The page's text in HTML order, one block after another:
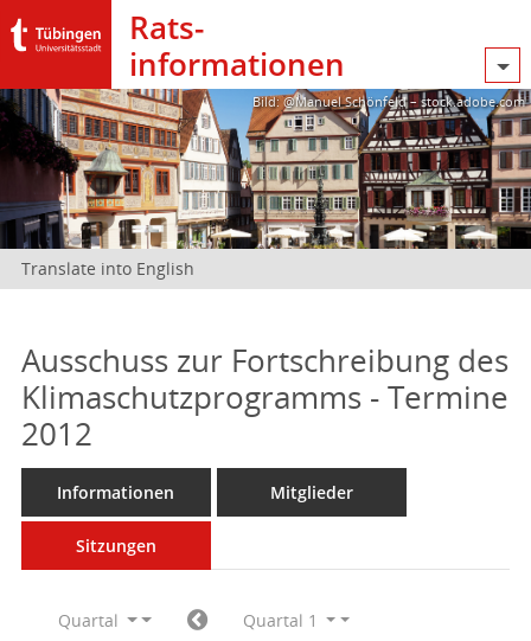
Rats­
informationen
Bild: @Manuel Schönfeld – stock.adobe.com
Translate into English
Ausschuss zur Fortschreibung des
Klimaschutzprogramms - Termine
2012
Informationen Mitglieder
Sitzungen
Quartal
Quartal 1